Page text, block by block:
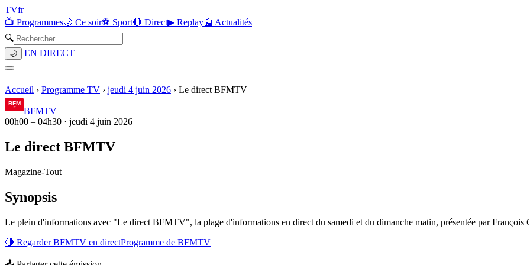
TVfr
📺 Programmes🌙 Ce soir⚽ Sport🔴 Direct▶ Replay📰 Actualités
🔍
🌙 EN DIRECT
Accueil › Programme TV › jeudi 4 juin 2026 › Le direct BFMTV
BFMTV
00h00 – 04h30 · jeudi 4 juin 2026
Le direct BFMTV
Magazine-Tout
Synopsis
Le plein d'informations avec "Le direct BFMTV", la plage d'informations en direct du samedi et du dimanche matin, présentée par François
🔴 RegarderBFMTV en directProgramme de BFMTV